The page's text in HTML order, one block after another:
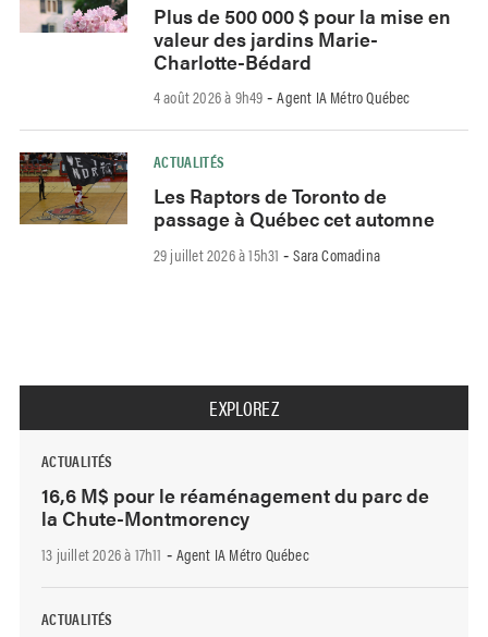
Plus de 500 000 $ pour la mise en
valeur des jardins Marie-
Charlotte-Bédard
4 août 2026 à 9h49 -Agent IA Métro Québec
ACTUALITÉS
Les Raptors de Toronto de
passage à Québec cet automne
29 juillet 2026 à 15h31 -Sara Comadina
EXPLOREZ
ACTUALITÉS
16,6 M$ pour le réaménagement du parc de
la Chute-Montmorency
13 juillet 2026 à 17h11 - Agent IA Métro Québec
ACTUALITÉS